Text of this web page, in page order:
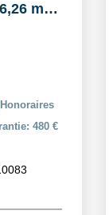
À louer chambre meublée de 16,26 m² dans un logement...
Honoraires
480 €